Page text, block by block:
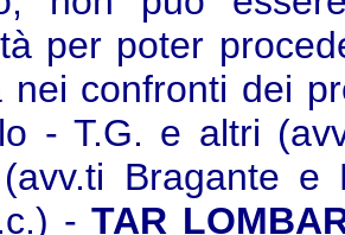
per poter
nei confronti dei
- T.G. e altri
Bragante e
-TAR